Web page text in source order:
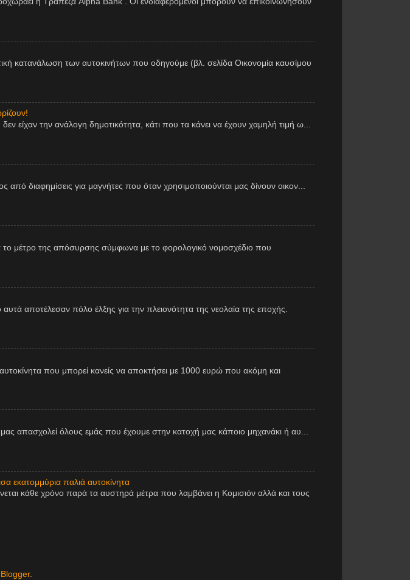
κατανάλωση των αυτοκινήτων που οδηγούμε (βλ. σελίδα Οικονομία καυσίμου
είχαν την ανάλογη δημοτικότητα, κάτι που τα κάνει να έχουν χαμηλή τιμή ω...
διαφημίσεις για μαγνήτες που όταν χρησιμοποιούνται μας δίνουν οικον...
μέτρο της απόσυρσης σύμφωνα με το φορολογικό νομοσχέδιο που
αποτέλεσαν πόλο έλξης για την πλειονότητα της νεολαία της εποχής.
που μπορεί κανείς να αποκτήσει με 1000 ευρώ που ακόμη και
απασχολεί όλους εμάς που έχουμε στην κατοχή μας κάποιο μηχανάκι ή αυ...
εκατομμύρια παλιά αυτοκίνητα
κάθε χρόνο παρά τα αυστηρά μέτρα που λαμβάνει η Κομισιόν αλλά και τους
Blogger.